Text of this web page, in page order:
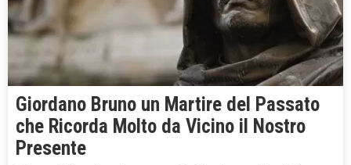
Giordano Bruno un Martire del Passato
che Ricorda Molto da Vicino il Nostro
Presente